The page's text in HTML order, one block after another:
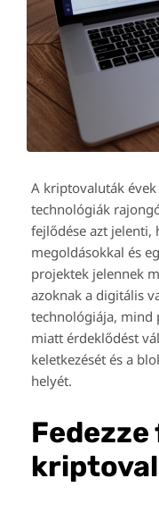
A kriptovaluták
technológiák
fejlődése azt jelenti,
megoldásokkal és
projektek jelennek
azoknak a digitális
technológiája, mind
miatt érdeklődést
keletkezését és a
helyét.
Fedezze